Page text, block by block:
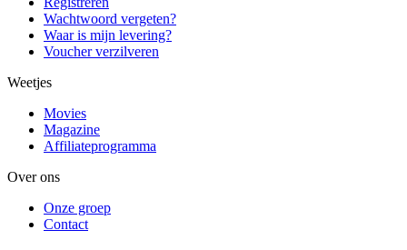
Wachtwoord vergeten?
Waar is mijn levering?
Voucher verzilveren
Weetjes
Movies
Magazine
Affiliateprogramma
Over ons
Onze groep
Contact